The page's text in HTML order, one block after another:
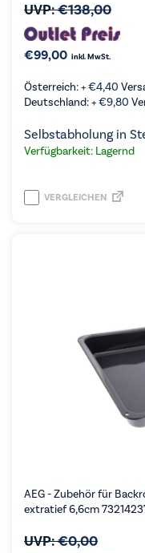
UVP:€138,00
€99,00 inkl. MwSt.
Österreich: +€4,40
Deutschland: +€9,80
Selbstabholung in
Verfügbarkeit: Lagernd
VERGLEICHEN
AEG - Zubehör für
extratief 6,6cm
UVP:€0,00